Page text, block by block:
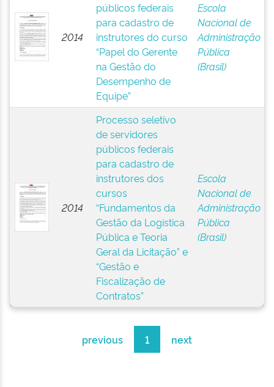
2014
públicos federais
para cadastro de
instrutores do curso
“Papel do Gerente
na Gestão do
Desempenho de
Equipe”
Escola
Nacional de
Administração
Pública
(Brasil)
2014
Processo seletivo
de servidores
públicos federais
para cadastro de
instrutores dos
cursos
“Fundamentos da
Gestão da Logística
Pública e Teoria
Geral da Licitação” e
“Gestão e
Fiscalização de
Contratos”
Escola
Nacional de
Administração
Pública
(Brasil)
previous 1 next